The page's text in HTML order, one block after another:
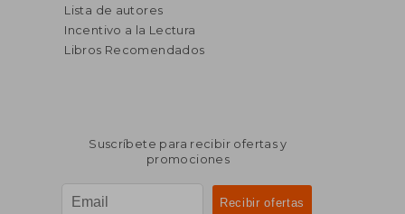
Lista de autores
Incentivo a la Lectura
Libros Recomendados
Suscríbete para recibir ofertas y
promociones